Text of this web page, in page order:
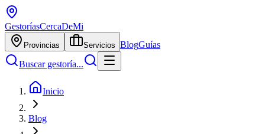
GestoríasCercaDeMi
Provincias Servicios BlogGuías
Buscar gestoría...
Inicio
Blog